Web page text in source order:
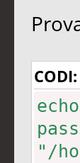
CODI:
"/